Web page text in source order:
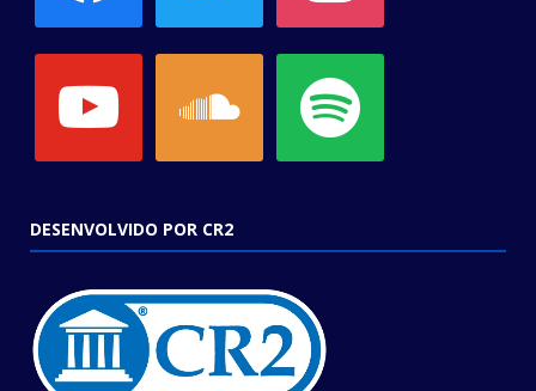
DESENVOLVIDO POR CR2